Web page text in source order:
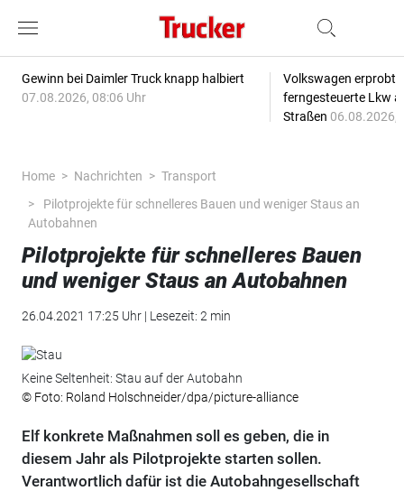
Gewinn bei Daimler Truck knapp halbiert
07.08.2026, 08:06 Uhr
Volkswagen erprobt
ferngesteuerte Lkw
Straßen 06.08.2026,
Home Nachrichten
Transport
Pilotprojekte für schnelleres Bauen und weniger Staus an
Autobahnen
Pilotprojekte für schnelleres Bauen
und weniger Staus an Autobahnen
26.04.2021 17:25 Uhr | Lesezeit: 2 min
Keine Seltenheit: Stau auf der Autobahn
© Foto: Roland Holschneider/dpa/picture-alliance
Elf konkrete Maßnahmen soll es geben, die in
diesem Jahr als Pilotprojekte starten sollen.
Verantwortlich dafür ist die Autobahngesellschaft